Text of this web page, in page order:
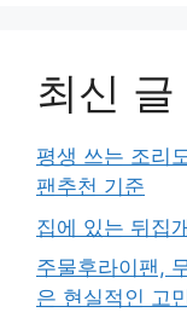
최신 글
평생 쓰는 조리
팬추천 기준
집에 있는 뒤집
주물후라이팬,
은 현실적인 고